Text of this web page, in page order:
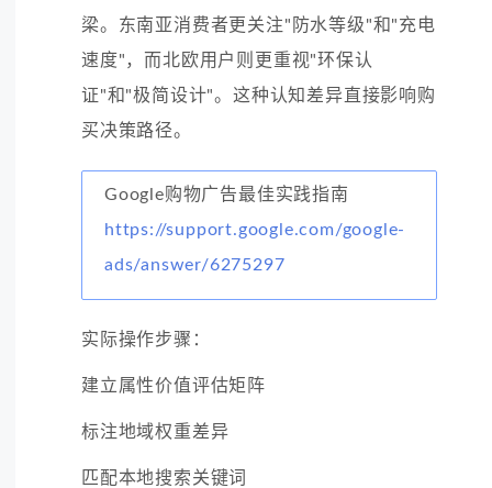
梁。东南亚消费者更关注"防水等级"和"充电
速度"，而北欧用户则更重视"环保认
证"和"极简设计"。这种认知差异直接影响购
买决策路径。
Google购物广告最佳实践指南
https://support.google.com/google-
ads/answer/6275297
实际操作步骤：
建立属性价值评估矩阵
标注地域权重差异
匹配本地搜索关键词